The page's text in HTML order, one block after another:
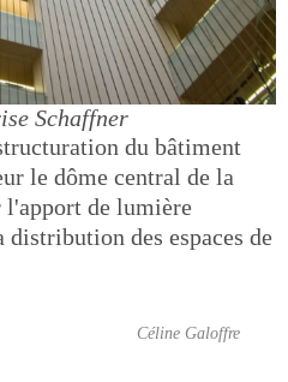
Schaffner
du bâtiment
le dôme central de la
de lumière
des espaces de
Céline Galoffre